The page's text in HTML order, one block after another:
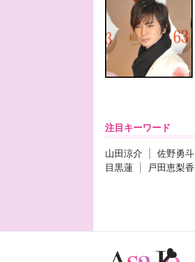
注目キーワード
山田涼介 佐野勇斗
目黒蓮
戸田恵梨香